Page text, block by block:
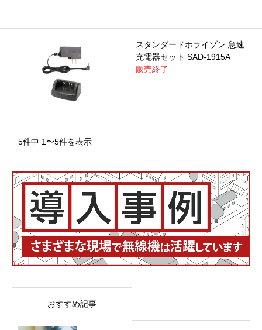
スタンダードホライゾン 急速
充電器セット SAD-1915A
販売終了
5件中 1〜5件を表示
おすすめ記事